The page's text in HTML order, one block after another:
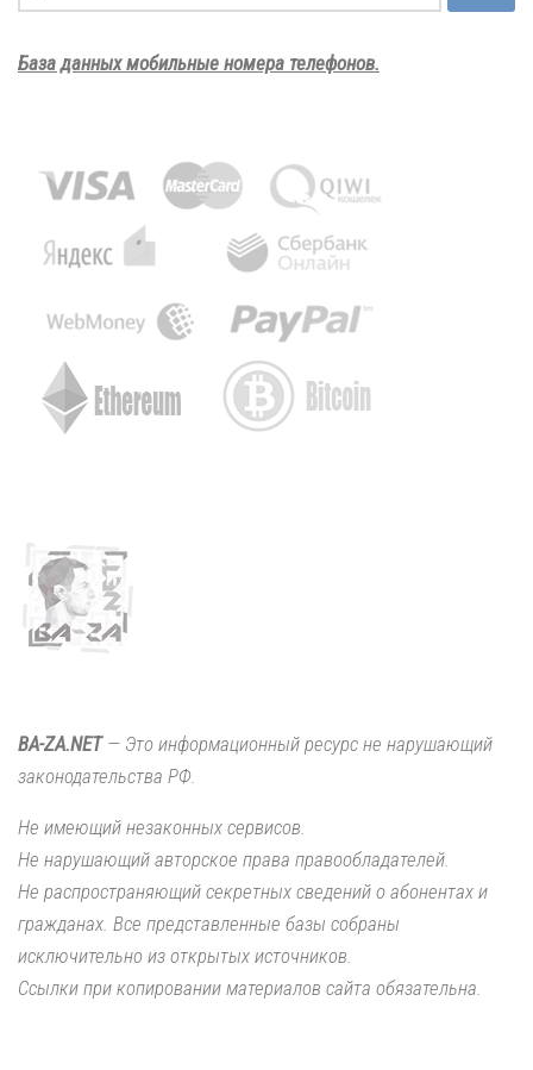
База данных мобильные номера телефонов.
BA-ZA.NET— Это информационный ресурс не нарушающий
законодательства РФ.
Не имеющий незаконных сервисов.
Не нарушающий авторское права правообладателей.
Не распространяющий секретных сведений о абонентах и
гражданах. Все представленные базы собраны
исключительно из открытых источников.
Ссылки при копировании материалов сайта обязательна.